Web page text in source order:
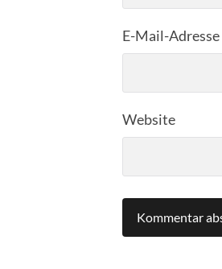
E-Mail-Adresse
Website